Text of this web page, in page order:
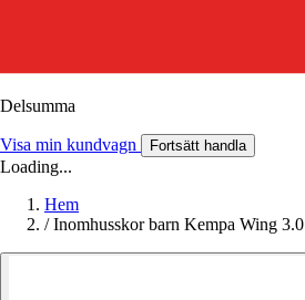
Delsumma
Visa min kundvagn Fortsätt handla
Loading...
Hem
/ Inomhusskor barn Kempa Wing 3.0